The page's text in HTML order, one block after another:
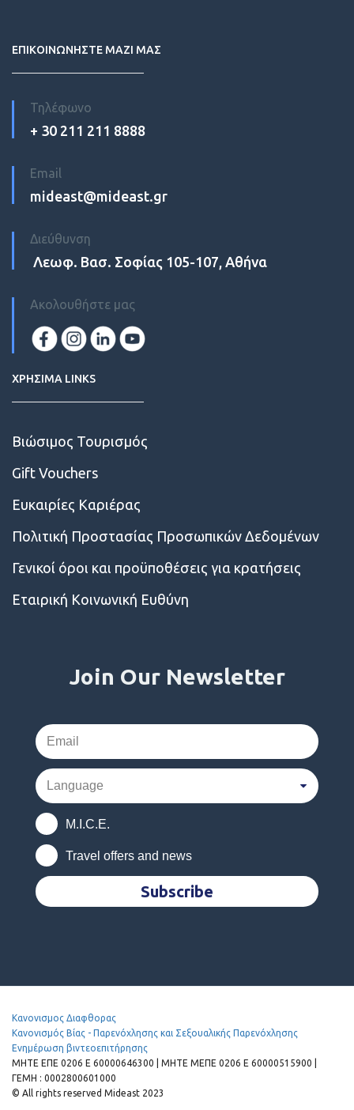
ΕΠΙΚΟΙΝΩΝΗΣΤΕ ΜΑΖΙ ΜΑΣ
Τηλέφωνο
+ 30 211 211 8888
Email
mideast@mideast.gr
Διεύθυνση
Λεωφ. Βασ. Σοφίας 105-107, Αθήνα
Ακολουθήστε μας
ΧΡΗΣΙΜΑ LINKS
Βιώσιμος Τουρισμός
Gift Vouchers
Ευκαιρίες Kαριέρας
Πολιτική Προστασίας Προσωπικών Δεδομένων
Γενικοί όροι και προϋποθέσεις για κρατήσεις
Εταιρική Κοινωνική Ευθύνη
Join Our Newsletter
M.I.C.E.
Travel offers and news
Subscribe
Κανονισμος Διαφθορας
Κανονισμός Βίας - Παρενόχλησης και Σεξουαλικής Παρενόχλησης
Ενημέρωση βιντεοεπιτήρησης
MHTE EΠΕ 0206 Ε 60000646300 | ΜΗΤΕ ΜΕΠΕ 0206 Ε 60000515900 |
ΓΕΜΗ : 0002800601000
© All rights reserved Mideast 2023